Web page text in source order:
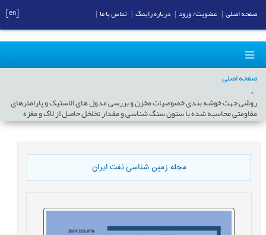
صفحه اصلی
روشی جهت خوشه بندی خصوصیات مخزن و بررسی مدول های الاستیک و پارامترهای
مقاومتی محاسبه شده با ستون سنگ شناسی و مقدار تخلخل حاصل از لاگ و مغزه
مجله زمین شناسی نفت ایران
صفحه اصلی عضویت/ ورود درباره رایمگ تماس با ما